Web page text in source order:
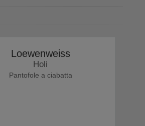
Loewenweiss
Holi
Pantofole a ciabatta